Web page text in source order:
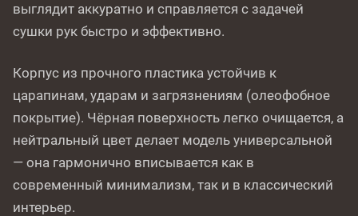
выглядит аккуратно и справляется с задачей
сушки рук быстро и эффективно.
Корпус из прочного пластика устойчив к
царапинам, ударам и загрязнениям (олеофобное
покрытие). Чёрная поверхность легко очищается, а
нейтральный цвет делает модель универсальной
— она гармонично вписывается как в
современный минимализм, так и в классический
интерьер.